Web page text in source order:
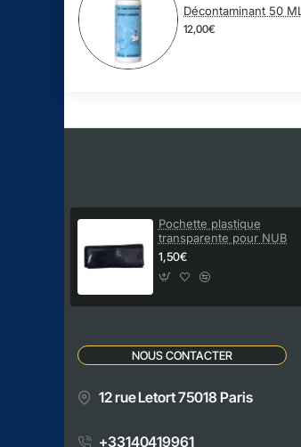
Décontaminant 50 ML
12,00€
Pochette plastique
transparente pour NUB
1,50€
NOUS CONTACTER
12 rue Letort 75018 Paris
+33140419961